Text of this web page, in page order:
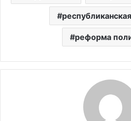
реформа